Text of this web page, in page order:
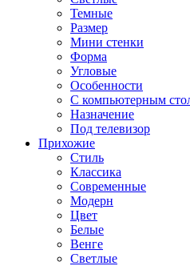
Темные
Размер
Мини стенки
Форма
Угловые
Особенности
С компьютерным
Назначение
Под телевизор
Прихожие
Стиль
Классика
Современные
Модерн
Цвет
Белые
Венге
Светлые